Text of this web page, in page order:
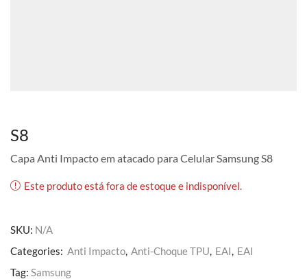
S8
Capa Anti Impacto em atacado para Celular Samsung S8
Este produto está fora de estoque e indisponível.
SKU: N/A
Categories: Anti Impacto, Anti-Choque TPU, EAI, EAI
Tag: Samsung